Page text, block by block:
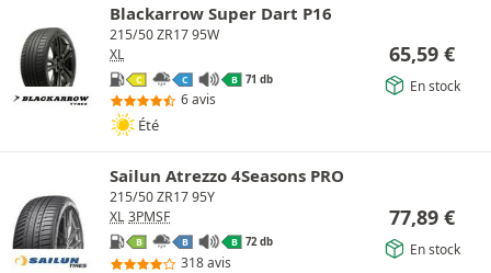
Blackarrow Super Dart P16
215/50 ZR17 95W
XL
C C B 71 db
6 avis
Été
65,59 €
En stock
Sailun Atrezzo 4Seasons PRO
215/50 ZR17 95Y
XL 3PMSF
B B B 72 db
318 avis
77,89 €
En stock